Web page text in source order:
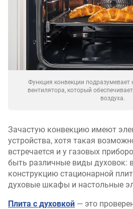
Функция конвекции подразумевает
вентилятора, который
воздуха.
Зачастую конвекцию имеют
устройства, хотя такая
встречается и у газовых
быть различные виды духовок:
конструкцию стационарной
духовые шкафы и настольные
Плита с духовкой — это